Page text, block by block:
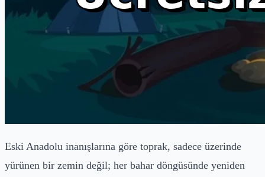
Eski Anadolu inanışlarına göre toprak, sadece üzerinde
yürünen bir zemin değil; her bahar döngüsünde yeniden